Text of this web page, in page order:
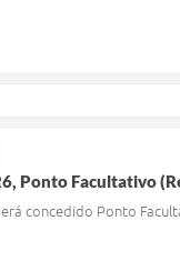
Ponto Facultativo
concedido Ponto